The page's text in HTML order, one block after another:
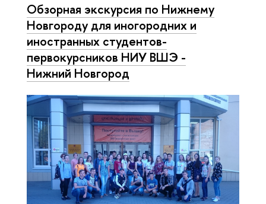
Обзорная экскурсия по Нижнему
Новгороду для иногородних и
иностранных студентов-
первокурсников НИУ ВШЭ -
Нижний Новгород